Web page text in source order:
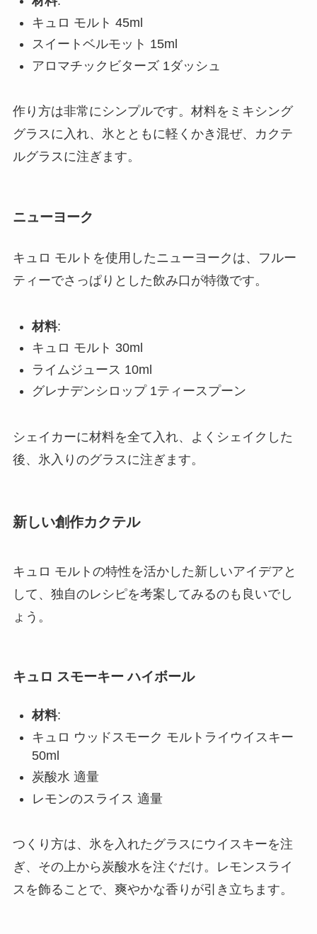
キュロ モルト 45ml
スイートベルモット 15ml
アロマチックビターズ 1ダッシュ
作り方は非常にシンプルです。材料をミキシング
グラスに入れ、氷とともに軽くかき混ぜ、カクテ
ルグラスに注ぎます。
ニューヨーク
キュロ モルトを使用したニューヨークは、フルー
ティーでさっぱりとした飲み口が特徴です。
材料:
キュロ モルト 30ml
ライムジュース 10ml
グレナデンシロップ 1ティースプーン
シェイカーに材料を全て入れ、よくシェイクした
後、氷入りのグラスに注ぎます。
新しい創作カクテル
キュロ モルトの特性を活かした新しいアイデアと
して、独自のレシピを考案してみるのも良いでし
ょう。
キュロ スモーキー ハイボール
材料:
キュロ ウッドスモーク モルトライウイスキー
50ml
炭酸水 適量
レモンのスライス 適量
つくり方は、氷を入れたグラスにウイスキーを注
ぎ、その上から炭酸水を注ぐだけ。レモンスライ
スを飾ることで、爽やかな香りが引き立ちます。